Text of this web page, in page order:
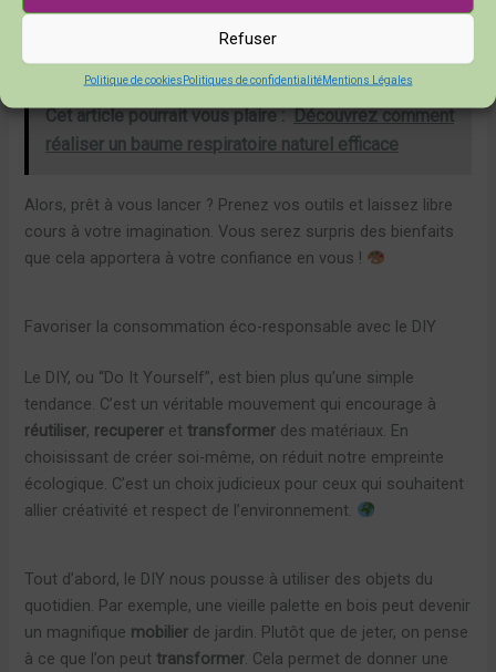
Refuser
Politique de cookiesPolitiques de confidentialitéMentions Légales
prêts à relever de nouveaux défis.
Cet article pourrait vous plaire : Découvrez comment
réaliser un baume respiratoire naturel efficace
Alors, prêt à vous lancer ? Prenez vos outils et laissez libre
cours à votre imagination. Vous serez surpris des bienfaits
que cela apportera à votre confiance en vous !
Favoriser la consommation éco-responsable avec le DIY
Le DIY, ou “Do It Yourself”, est bien plus qu’une simple
tendance. C’est un véritable mouvement qui encourage à
réutiliser, recuperer ettransformer des matériaux. En
choisissant de créer soi-même, on réduit notre empreinte
écologique. C’est un choix judicieux pour ceux qui souhaitent
allier créativité et respect de l’environnement.
Tout d’abord, le DIY nous pousse à utiliser des objets du
quotidien. Par exemple, une vieille palette en bois peut devenir
un magnifique mobilier de jardin. Plutôt que de jeter, on pense
à ce que l’on peuttransformer. Cela permet de donner une